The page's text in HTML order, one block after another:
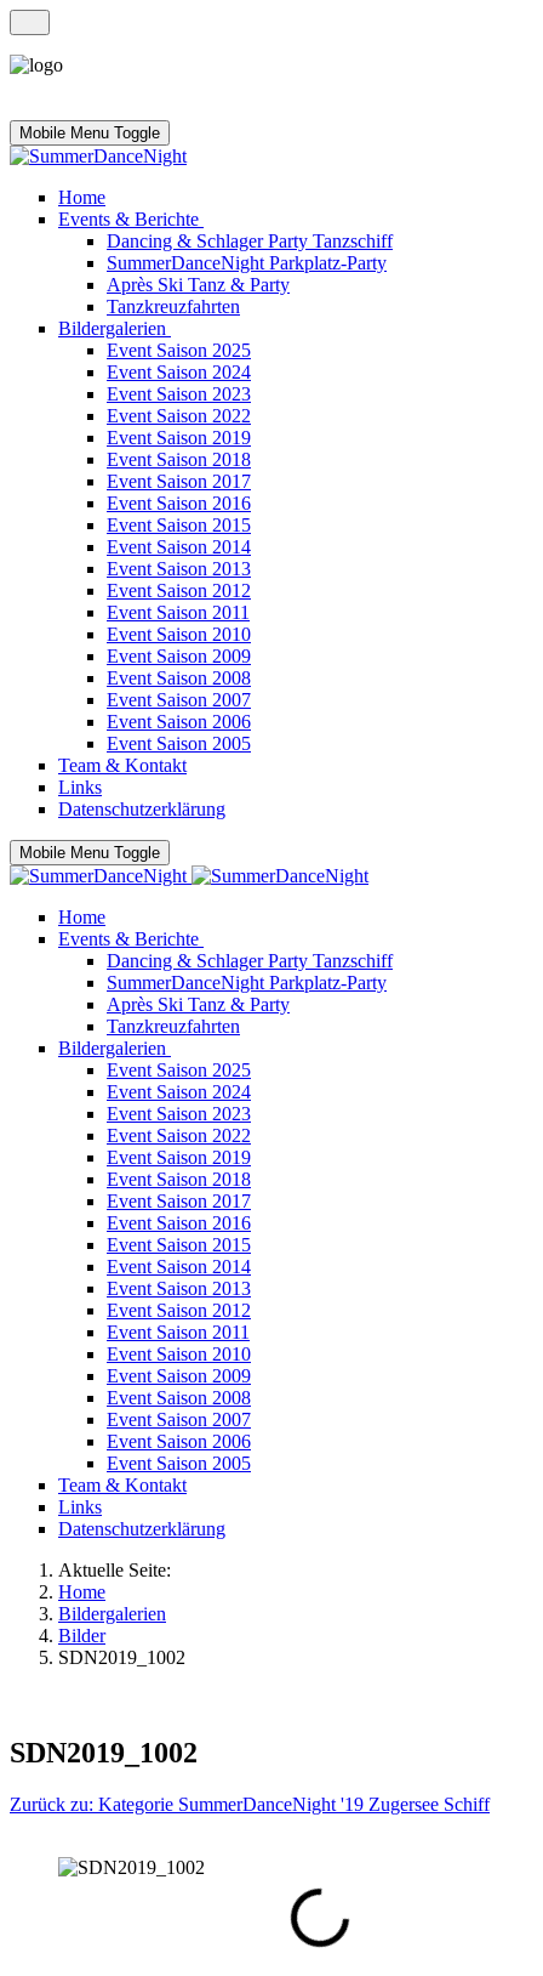
Mobile Menu Toggle
Home
Events & Berichte
Dancing & Schlager Party Tanzschiff
SummerDanceNight Parkplatz-Party
Après Ski Tanz & Party
Tanzkreuzfahrten
Bildergalerien
Event Saison 2025
Event Saison 2024
Event Saison 2023
Event Saison 2022
Event Saison 2019
Event Saison 2018
Event Saison 2017
Event Saison 2016
Event Saison 2015
Event Saison 2014
Event Saison 2013
Event Saison 2012
Event Saison 2011
Event Saison 2010
Event Saison 2009
Event Saison 2008
Event Saison 2007
Event Saison 2006
Event Saison 2005
Team & Kontakt
Links
Datenschutzerklärung
Mobile Menu Toggle
Home
Events & Berichte
Dancing & Schlager Party Tanzschiff
SummerDanceNight Parkplatz-Party
Après Ski Tanz & Party
Tanzkreuzfahrten
Bildergalerien
Event Saison 2025
Event Saison 2024
Event Saison 2023
Event Saison 2022
Event Saison 2019
Event Saison 2018
Event Saison 2017
Event Saison 2016
Event Saison 2015
Event Saison 2014
Event Saison 2013
Event Saison 2012
Event Saison 2011
Event Saison 2010
Event Saison 2009
Event Saison 2008
Event Saison 2007
Event Saison 2006
Event Saison 2005
Team & Kontakt
Links
Datenschutzerklärung
Aktuelle Seite:
Home
Bildergalerien
Bilder
SDN2019_1002
SDN2019_1002
Zurück zu: Kategorie SummerDanceNight '19 Zugersee Schiff